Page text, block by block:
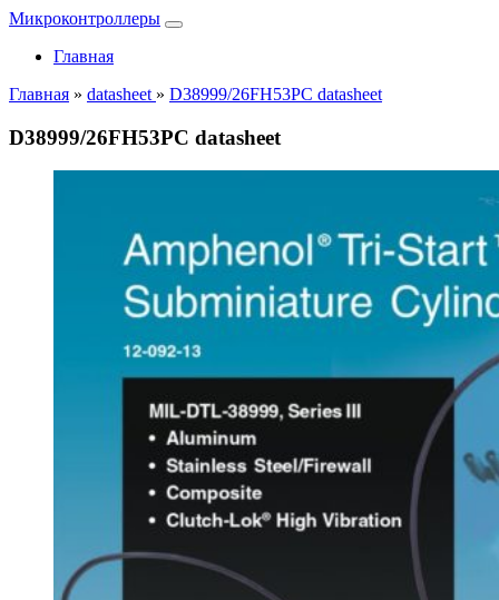
Микроконтроллеры
Главная
Главная » datasheet » D38999/26FH53PC datasheet
D38999/26FH53PC datasheet